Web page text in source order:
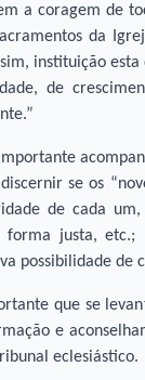
a coragem de
da
instituição
de
se os
de cada
forma justa, etc.;
possibilidade de
que se
e
eclesiástico.